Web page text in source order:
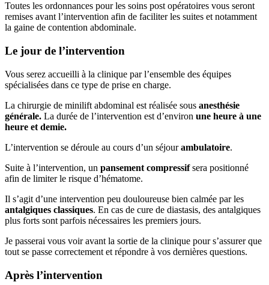
Toutes les ordonnances pour les soins post opératoires vous seront
remises avant l’intervention afin de faciliter les suites et notamment
la gaine de contention abdominale.
Le jour de l’intervention
Vous serez accueilli à la clinique par l’ensemble des équipes
spécialisées dans ce type de prise en charge.
La chirurgie de minilift abdominal est réalisée sous anesthésie
générale. La durée de l’intervention est d’environ une heure à une
heure et demie.
L’intervention se déroule au cours d’un séjourambulatoire.
Suite à l’intervention, un pansement compressifsera positionné
afin de limiter le risque d’hématome.
Il s’agit d’une intervention peu douloureuse bien calmée par les
antalgiques classiques. En cas de cure de diastasis, des antalgiques
plus forts sont parfois nécessaires les premiers jours.
Je passerai vous voir avant la sortie de la clinique pour s’assurer que
tout se passe correctement et répondre à vos dernières questions.
Après l’intervention